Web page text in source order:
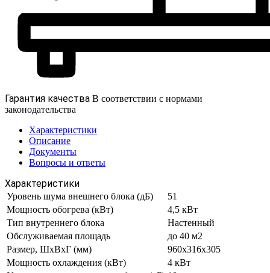
Гарантия качества В соответствии с нормами
законодательства
Характеристики
Описание
Документы
Вопросы и ответы
Характеристики
Уровень шума внешнего блока (дБ)
51
Мощность обогрева (кВт)
4,5 кВт
Тип внутреннего блока
Настенный
Обслуживаемая площадь
до 40 м2
Размер, ШхВхГ (мм)
960х316х305
Мощность охлаждения (кВт)
4 кВт